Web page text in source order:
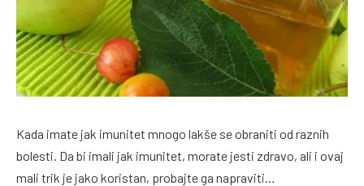
Kada imate jak imunitet mnogo lakše se obraniti od raznih
bolesti. Da bi imali jak imunitet, morate jesti zdravo, ali i ovaj
mali trik je jako koristan, probajte ga napraviti…